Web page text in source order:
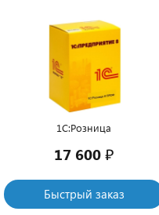
1С:Розница
17 600 ₽
Быстрый заказ